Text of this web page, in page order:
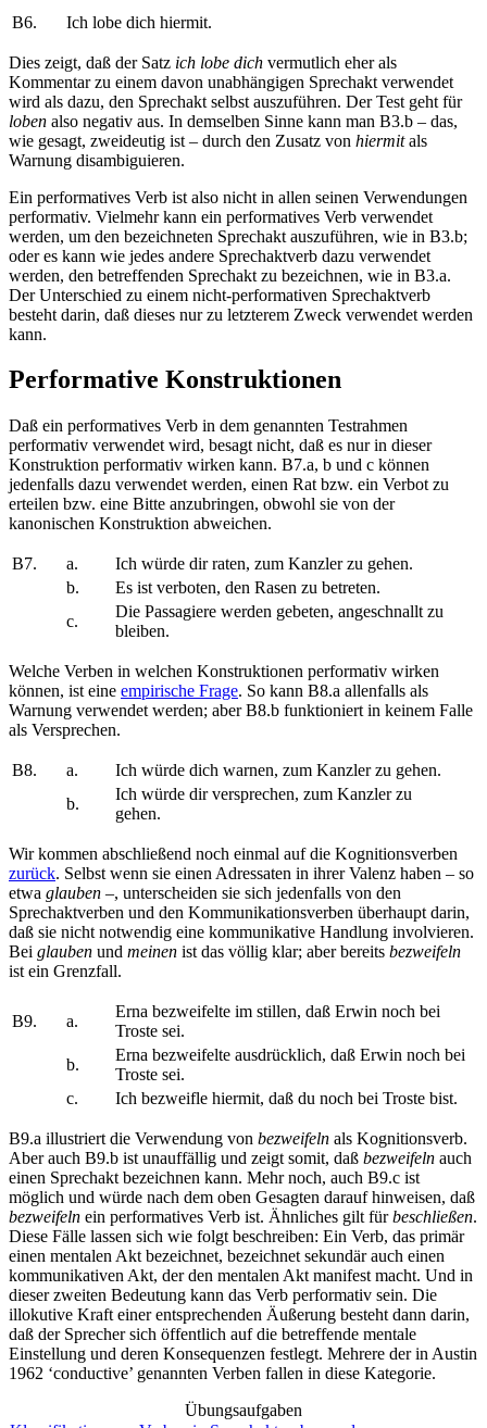
B6. Ich lobe dich hiermit.
Dies zeigt, daß der Satz ich lobe dich vermutlich eher als
Kommentar zu einem davon unabhängigen Sprechakt verwendet
wird als dazu, den Sprechakt selbst auszuführen. Der Test geht für
loben also negativ aus. In demselben Sinne kann man B3.b – das,
wie gesagt, zweideutig ist – durch den Zusatz von hiermitals
Warnung disambiguieren.
Ein performatives Verb ist also nicht in allen seinen Verwendungen
performativ. Vielmehr kann ein performatives Verb verwendet
werden, um den bezeichneten Sprechakt auszuführen, wie in B3.b;
oder es kann wie jedes andere Sprechaktverb dazu verwendet
werden, den betreffenden Sprechakt zu bezeichnen, wie in B3.a.
Der Unterschied zu einem nicht-performativen Sprechaktverb
besteht darin, daß dieses nur zu letzterem Zweck verwendet werden
kann.
Performative Konstruktionen
Daß ein performatives Verb in dem genannten Testrahmen
performativ verwendet wird, besagt nicht, daß es nur in dieser
Konstruktion performativ wirken kann. B7.a, b und c können
jedenfalls dazu verwendet werden, einen Rat bzw. ein Verbot zu
erteilen bzw. eine Bitte anzubringen, obwohl sie von der
kanonischen Konstruktion abweichen.
B7. a.
Ich würde dir raten, zum Kanzler zu gehen.
b.
Es ist verboten, den Rasen zu betreten.
c.
Die Passagiere werden gebeten, angeschnallt zu
bleiben.
Welche Verben in welchen Konstruktionen performativ wirken
können, ist eine empirische Frage. So kann B8.a allenfalls als
Warnung verwendet werden; aber B8.b funktioniert in keinem Falle
als Versprechen.
B8. a.
Ich würde dich warnen, zum Kanzler zu gehen.
b.
Ich würde dir versprechen, zum Kanzler zu
gehen.
Wir kommen abschließend noch einmal auf die Kognitionsverben
zurück. Selbst wenn sie einen Adressaten in ihrer Valenz haben – so
etwa glauben –, unterscheiden sie sich jedenfalls von den
Sprechaktverben und den Kommunikationsverben überhaupt darin,
daß sie nicht notwendig eine kommunikative Handlung involvieren.
Bei glauben und meinen ist das völlig klar; aber bereits bezweifeln
ist ein Grenzfall.
B9. a.
Erna bezweifelte im stillen, daß Erwin noch bei
Troste sei.
b.
Erna bezweifelte ausdrücklich, daß Erwin noch bei
Troste sei.
c.
Ich bezweifle hiermit, daß du noch bei Troste bist.
B9.a illustriert die Verwendung von bezweifeln als Kognitionsverb.
Aber auch B9.b ist unauffällig und zeigt somit, daß bezweifeln auch
einen Sprechakt bezeichnen kann. Mehr noch, auch B9.c ist
möglich und würde nach dem oben Gesagten darauf hinweisen, daß
bezweifeln ein performatives Verb ist. Ähnliches gilt fürbeschließen.
Diese Fälle lassen sich wie folgt beschreiben: Ein Verb, das primär
einen mentalen Akt bezeichnet, bezeichnet sekundär auch einen
kommunikativen Akt, der den mentalen Akt manifest macht. Und in
dieser zweiten Bedeutung kann das Verb performativ sein. Die
illokutive Kraft einer entsprechenden Äußerung besteht dann darin,
daß der Sprecher sich öffentlich auf die betreffende mentale
Einstellung und deren Konsequenzen festlegt. Mehrere der in Austin
1962 ‘conductive’ genannten Verben fallen in diese Kategorie.
Übungsaufgaben